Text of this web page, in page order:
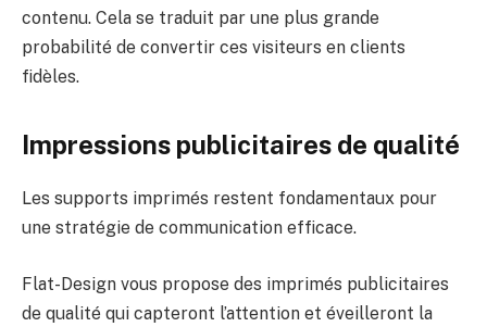
contenu. Cela se traduit par une plus grande
probabilité de convertir ces visiteurs en clients
fidèles.
Impressions publicitaires de qualité
Les supports imprimés restent fondamentaux pour
une stratégie de communication efficace.
Flat-Design vous propose des imprimés publicitaires
de qualité qui capteront l’attention et éveilleront la